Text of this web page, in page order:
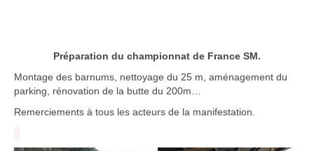
Préparation du championnat de France SM.
Montage des barnums, nettoyage du 25 m, aménagement du
parking, rénovation de la butte du 200m…
Remerciements à tous les acteurs de la manifestation.